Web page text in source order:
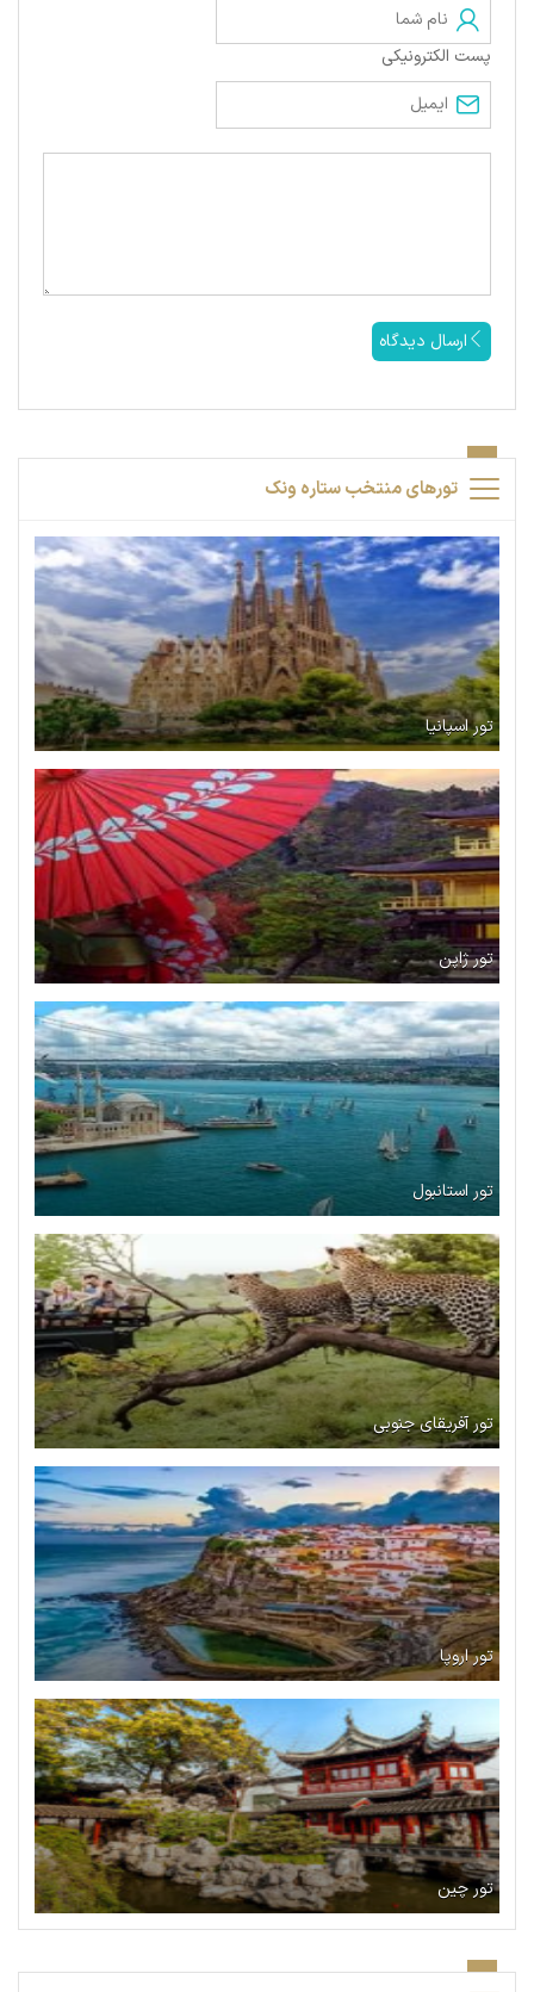
پست الکترونیکی
ارسال دیدگاه
تورهای منتخب ستاره ونک
تور اسپانیا
تور ژاپن
تور استانبول
تور آفریقای جنوبی
تور اروپا
تور چین